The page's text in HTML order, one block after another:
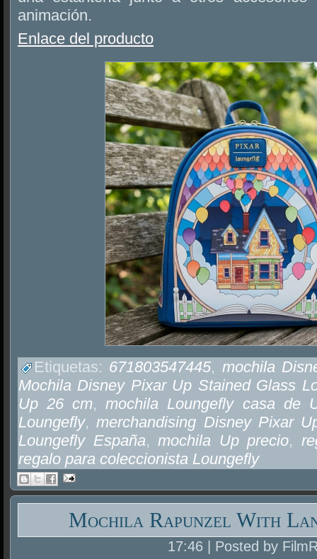
animación.
Enlace del producto
Etiquetas: 671803547445, mochila
Mochila Disney Pixar Up Stained Glass
Up 26 cm,mochila Loungefly casa de
Loungefly,merchandising Disney Pixar
Loungefly España,mochila Up precio,
regalo para coleccionista Loungefly
Mochila Rapunzel With
17:46 | Posted by